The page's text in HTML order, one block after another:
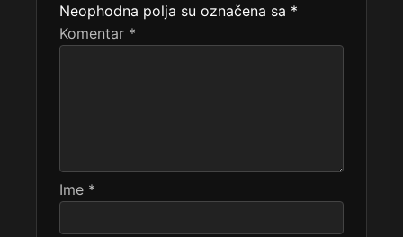
Neophodna polja su označena sa *
Komentar *
Ime *